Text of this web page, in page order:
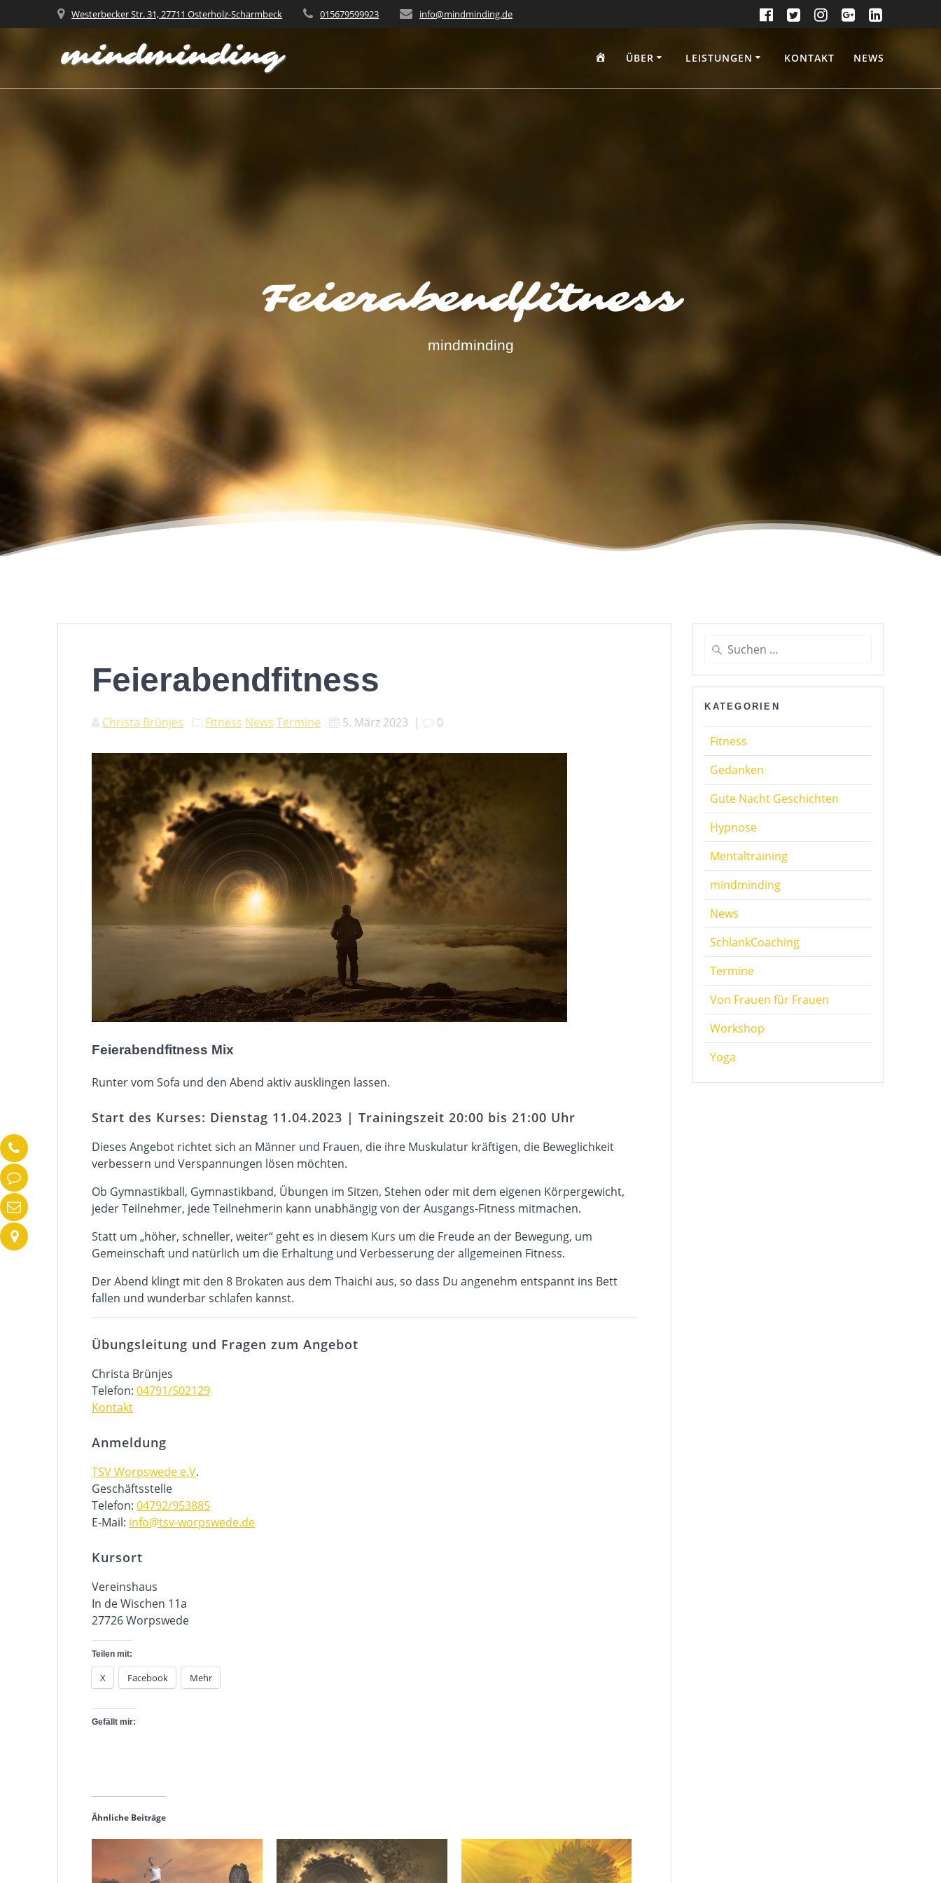
Inhalt
Westerbecker Str. 31, 27711 Osterholz-Scharmbeck 015679599923 info@mindminding.de
STARTSEITE
ÜBER LEISTUNGEN KONTAKT NEWS
Feierabendfitness
mindminding
Feierabendfitness
Christa Brünjes Fitness News Termine 5. März 2023 | 0
Feierabendfitness Mix
Runter vom Sofa und den Abend aktiv ausklingen lassen.
Start des Kurses: Dienstag 11.04.2023 | Trainingszeit 20:00 bis 21:00 Uhr
Dieses Angebot richtet sich an Männer und Frauen, die ihre Muskulatur kräftigen, die Beweglichkeit
verbessern und Verspannungen lösen möchten.
Ob Gymnastikball, Gymnastikband, Übungen im Sitzen, Stehen oder mit dem eigenen Körpergewicht,
jeder Teilnehmer, jede Teilnehmerin kann unabhängig von der Ausgangs-Fitness mitmachen.
Statt um „höher, schneller, weiter“ geht es in diesem Kurs um die Freude an der Bewegung, um
Gemeinschaft und natürlich um die Erhaltung und Verbesserung der allgemeinen Fitness.
Der Abend klingt mit den 8 Brokaten aus dem Thaichi aus, so dass Du angenehm entspannt ins Bett
fallen und wunderbar schlafen kannst.
Übungsleitung und Fragen zum Angebot
Christa Brünjes
Telefon:04791/502129
Kontakt
Anmeldung
TSV Worpswede e.V.
Geschäftsstelle
Telefon:04792/953885
E-Mail: info@tsv-worpswede.de
Kursort
Vereinshaus
In de Wischen 11a
27726 Worpswede
Teilen mit:
X Facebook Mehr
Gefällt mir:
Ähnliche Beiträge
Suchen
KATEGORIEN
Fitness
Gedanken
Gute Nacht Geschichten
Hypnose
Mentaltraining
mindminding
News
SchlankCoaching
Termine
Von Frauen für Frauen
Workshop
Yoga